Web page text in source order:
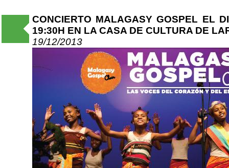
CONCIERTO MALAGASY GOSPEL EL
19:30H EN LA CASA DE CULTURA DE
19/12/2013